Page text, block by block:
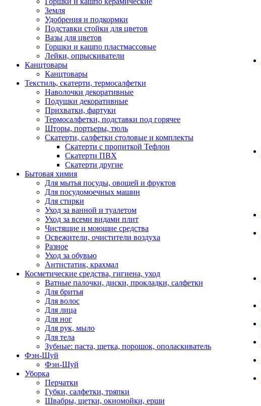
Земля
Удобрения и подкормки
Подставки стойки для цветов
Вазы для цветов
Горшки и кашпо пластмассовые
Лейки, опрыскиватели
Канцтовары
Канцтовары
Текстиль, скатерти, термосалфетки
Наволочки декоративные
Подушки декоративные
Прихватки, фартуки
Термосалфетки, подставки под горячее
Шторы, портьеры, тюль
Скатерти, салфетки столовые и комплекты
Скатерти с пропиткой Тефлон
Скатерти ПВХ
Скатерти другие
Бытовая химия
Для мытья посуды, овощей и фруктов
Для посудомоечных машин
Для стирки
Уход за ванной и туалетом
Уход за всеми видами плит
Чистящие и моющие средства
Освежители, очистители воздуха
Разное
Уход за обувью
Антистатик, крахмал
Косметические средства, гигиена, уход
Ватные палочки, диски, прокладки, салфетки
Для бритья
Для волос
Для лица
Для ног
Для рук, мыло
Для тела
Зубные: паста, щетка, порошок, ополаскиватель
Фэн-Шуй
Фэн-Шуй
Уборка
Перчатки
Губки, салфетки, тряпки
Швабры, щетки, окномойки, ерши